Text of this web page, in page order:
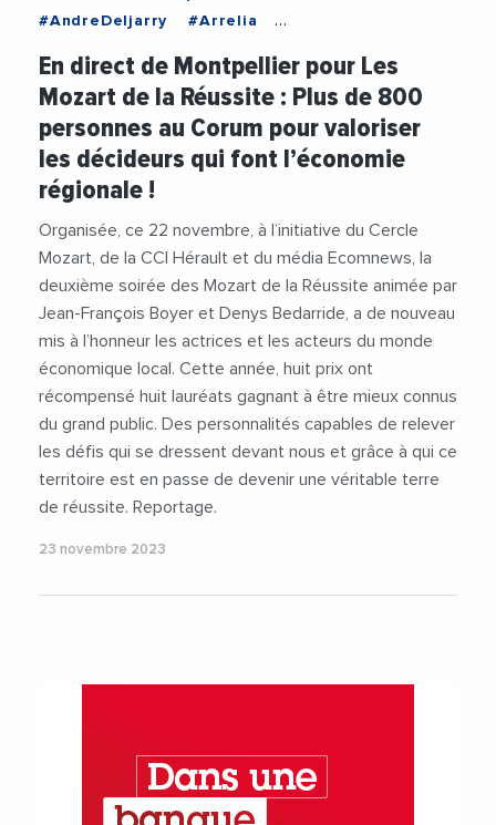
#AndreDeljarry
#Arrelia
#CaroleDelga
#CCIHerault
#CercleMozart
#ChristianBoidin
#CleanerNavalSolutions
#Collectivites
#DeveloppementDurable
#Ecomnews
#EmmanuelBrehmer
#Europe
#Evanesens
#IsabelleLaffont
#JeanMarcMaillot
#JulienDeljarry
#MarleneTaurines
#MatthieuBlanc
#MozartDeLaReussite
#OccitanieEurope
#OlivierSarlat
#PETRVidourleCamargue
#PierreMartinez
#RegionOccitanie
#SalvadorNunez
#SandrineBignoli
#Smaaart
#TomLeonardon
#Tourisme
#Videos
#Vinci
En direct de Montpellier pour Les
Mozart de la Réussite : Plus de 800
personnes au Corum pour valoriser
les décideurs qui font l’économie
régionale !
Organisée, ce 22 novembre, à l’initiative du Cercle
Mozart, de la CCI Hérault et du média Ecomnews, la
deuxième soirée des Mozart de la Réussite animée par
Jean-François Boyer et Denys Bedarride, a de nouveau
mis à l’honneur les actrices et les acteurs du monde
économique local. Cette année, huit prix ont
récompensé huit lauréats gagnant à être mieux connus
du grand public. Des personnalités capables de relever
les défis qui se dressent devant nous et grâce à qui ce
territoire est en passe de devenir une véritable terre
de réussite. Reportage.
23 novembre 2023